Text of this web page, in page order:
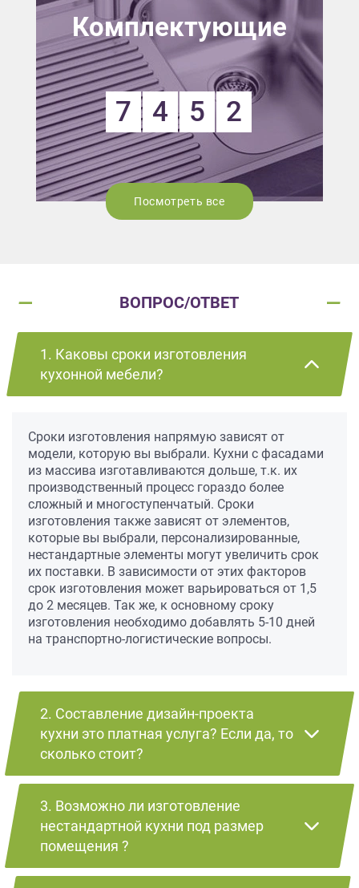
Комплектующие
7 4 5 2
Посмотреть все
ВОПРОС/ОТВЕТ
1. Каковы сроки изготовления
кухонной мебели?
Сроки изготовления напрямую зависят от
модели, которую вы выбрали. Кухни с фасадами
из массива изготавливаются дольше, т.к. их
производственный процесс гораздо более
сложный и многоступенчатый. Сроки
изготовления также зависят от элементов,
которые вы выбрали, персонализированные,
нестандартные элементы могут увеличить срок
их поставки. В зависимости от этих факторов
срок изготовления может варьироваться от 1,5
до 2 месяцев. Так же, к основному сроку
изготовления необходимо добавлять 5-10 дней
на транспортно-логистические вопросы.
2. Составление дизайн-проекта
кухни это платная услуга? Если да, то
сколько стоит?
3. Возможно ли изготовление
нестандартной кухни под размер
помещения ?